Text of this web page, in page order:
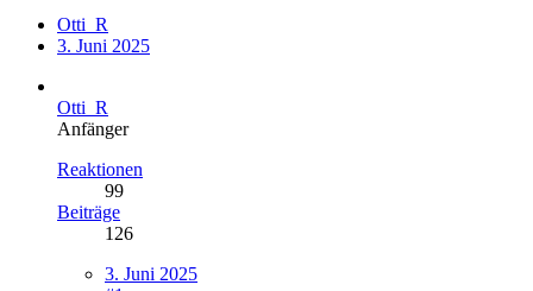
Otti_R
3. Juni 2025
Otti_R
Anfänger
Reaktionen
99
Beiträge
126
3. Juni 2025